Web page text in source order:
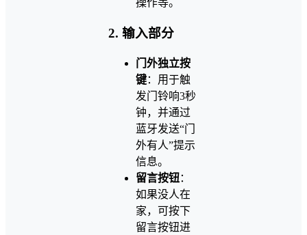
操作等。
2. 输入部分
门外独立按
键：用于触
发门铃响3秒
钟，并通过
蓝牙发送“门
外有人”提示
信息。
留言按钮：
如果没人在
家，可按下
留言按钮进